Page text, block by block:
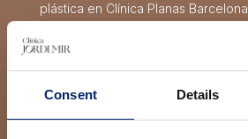
Consent Details
plástica en Clínica Planas Barcelona
Gervasi, 08034 Barcelona.